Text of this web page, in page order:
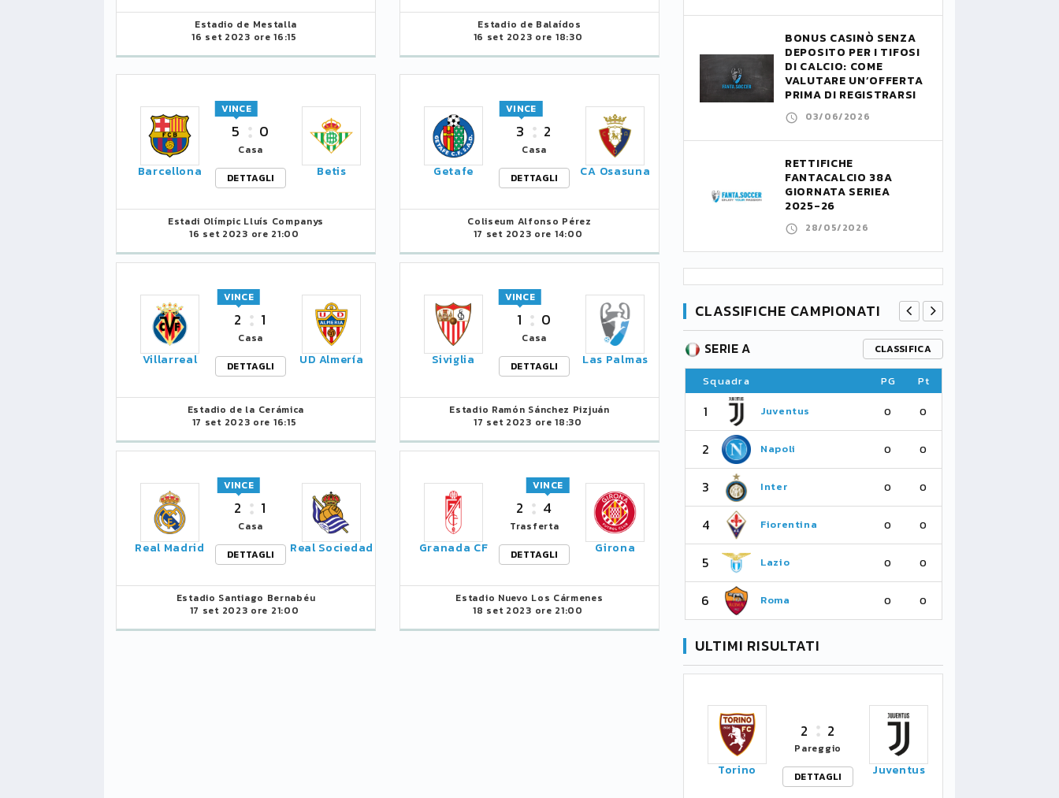
Estadio de Mestalla
16 set 2023 ore 16:15
Estadio de Balaídos
16 set 2023 ore 18:30
Barcellona
5
VINCE
0
Casa
DETTAGLI
Betis
Estadi Olímpic Lluís Companys
16 set 2023 ore 21:00
Getafe
3
VINCE
2
Casa
DETTAGLI
CA Osasuna
Coliseum Alfonso Pérez
17 set 2023 ore 14:00
Villarreal
2
VINCE
1
Casa
DETTAGLI
UD Almería
Estadio de la Cerámica
17 set 2023 ore 16:15
Siviglia
1
VINCE
0
Casa
DETTAGLI
Las Palmas
Estadio Ramón Sánchez Pizjuán
17 set 2023 ore 18:30
Real Madrid
2
VINCE
1
Casa
DETTAGLI
Real Sociedad
Estadio Santiago Bernabéu
17 set 2023 ore 21:00
Granada CF
2 4
VINCE
Trasferta
DETTAGLI
Girona
Estadio Nuevo Los Cármenes
18 set 2023 ore 21:00
BONUS CASINÒ SENZA
DEPOSITO PER I TIFOSI
DI CALCIO: COME
VALUTARE UN’OFFERTA
PRIMA DI REGISTRARSI
03/06/2026
RETTIFICHE
FANTACALCIO 38A
GIORNATA SERIEA
2025-26
28/05/2026
CLASSIFICHE CAMPIONATI
LIGUE1 CLASSIFICA
PSG
2 Monaco 34 67
3 Brest 34 61
34
Nizza
Lione 34
SERIE B CLASSIFICA
Parma 38
2 Como 1907 38 73
3 Venezia 38 70
Cremonese 38 67
Catanzaro
Palermo 38
SERIE A CLASSIFICA
Squadra PG Pt
1 Juventus 0 0
2 Napoli 0 0
3 Inter 0 0
4 Fiorentina 0 0
5 Lazio 0 0
6 Roma 0 0
ULTIMI RISULTATI
Torino
2 2
Pareggio
DETTAGLI
Juventus